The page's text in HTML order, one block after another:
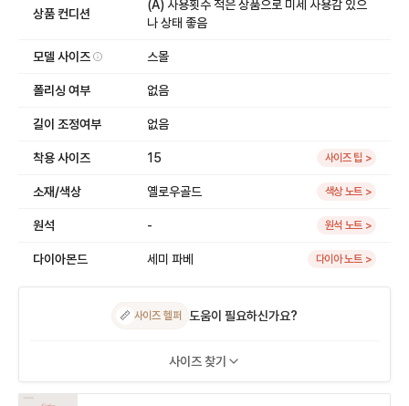
상품 컨디션
(A) 사용횟수 적은 상품으로 미세 사용감 있으
나 상태 좋음
모델 사이즈 스몰
폴리싱 여부 없음
길이 조정여부 없음
착용 사이즈 15 사이즈 팁 >
소재/색상 옐로우골드 색상 노트 >
원석 - 원석 노트 >
다이아몬드 세미 파베 다이아 노트 >
📏 사이즈 헬퍼 도움이 필요하신가요?
사이즈 찾기